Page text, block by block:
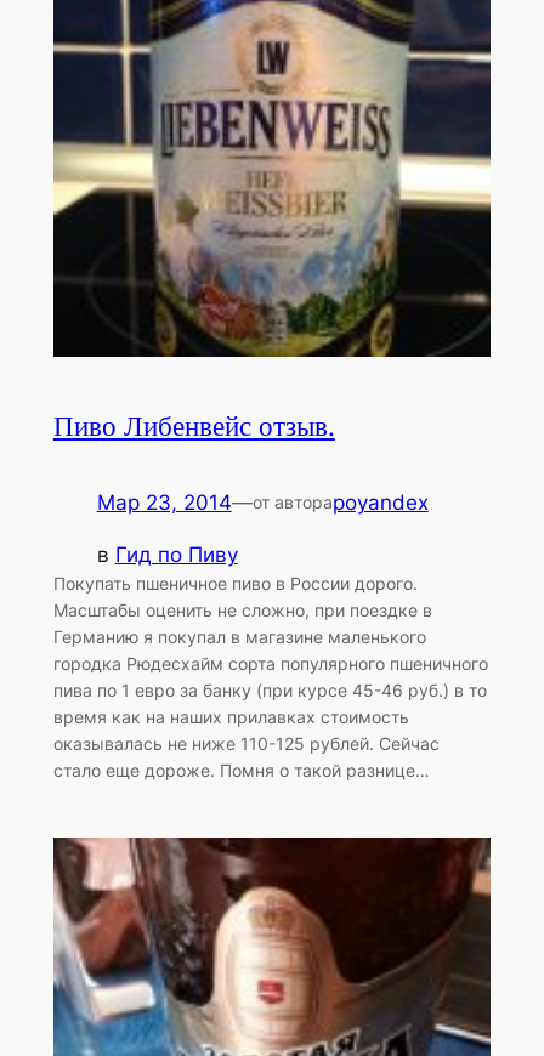
Пиво Либенвейс отзыв.
Мар 23, 2014—от автораpoyandex
в Гид по Пиву
Покупать пшеничное пиво в России дорого.
Масштабы оценить не сложно, при поездке в
Германию я покупал в магазине маленького
городка Рюдесхайм сорта популярного пшеничного
пива по 1 евро за банку (при курсе 45-46 руб.) в то
время как на наших прилавках стоимость
оказывалась не ниже 110-125 рублей. Сейчас
стало еще дороже. Помня о такой разнице…